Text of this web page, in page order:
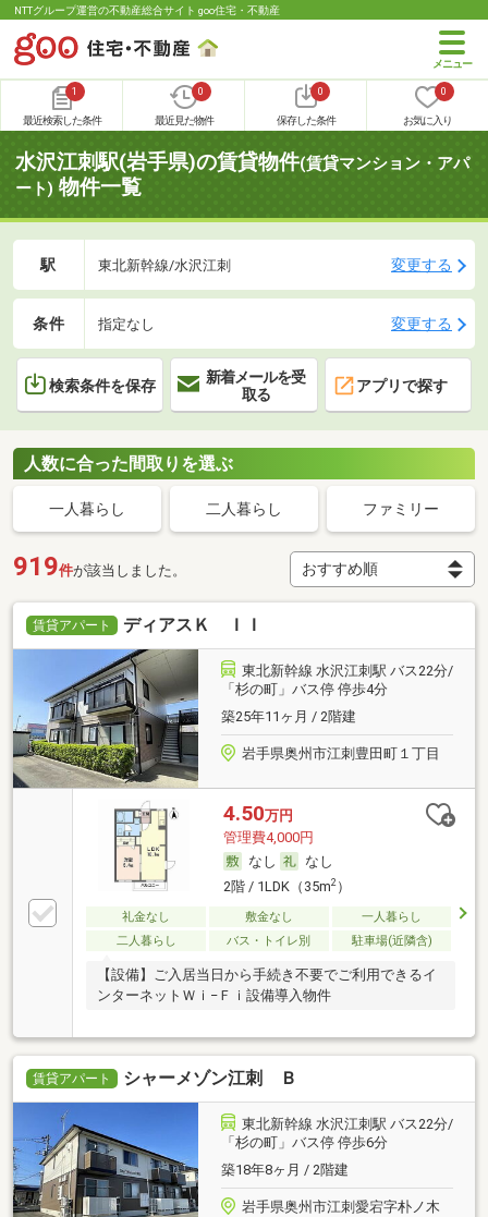
NTTグループ運営の不動産総合サイト goo住宅・不動産
1
最近検索した条件
0
最近見た物件
0
保存した条件
0
お気に入り
水沢江刺駅(岩手県)の賃貸物件(賃貸マンション・アパ
ート) 物件一覧
駅 東北新幹線/水沢江刺 変更する
条件 指定なし 変更する
検索条件を保存
新着メールを受
取る
アプリで探す
人数に合った間取りを選ぶ
一人暮らし 二人暮らし ファミリー
919件が該当しました。
賃貸アパート ディアスＫ ＩＩ
東北新幹線 水沢江刺駅 バス22分/
「杉の町」バス停 停歩4分
築25年11ヶ月 / 2階建
岩手県奥州市江刺豊田町１丁目
4.50万円
管理費4,000円
なし
なし
2階 / 1LDK（35m2）
礼金なし 敷金なし
一人暮らし
二人暮らし
バス・トイレ別 駐車場(近隣含)
【設備】ご入居当日から手続き不要でご利用できるイ
ンターネットＷｉ−Ｆｉ設備導入物件
賃貸アパート シャーメゾン江刺 Ｂ
東北新幹線 水沢江刺駅 バス22分/
「杉の町」バス停 停歩6分
築18年8ヶ月 / 2階建
岩手県奥州市江刺愛宕字朴ノ木